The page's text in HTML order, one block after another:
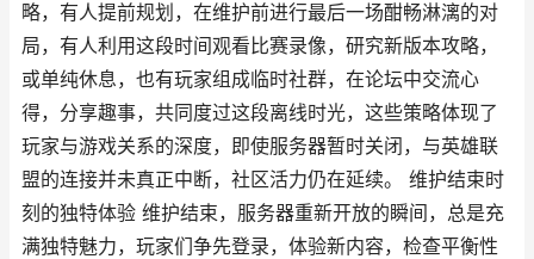
略，有人提前规划，在维护前进行最后一场酣畅淋漓的对
局，有人利用这段时间观看比赛录像，研究新版本攻略，
或单纯休息，也有玩家组成临时社群，在论坛中交流心
得，分享趣事，共同度过这段离线时光，这些策略体现了
玩家与游戏关系的深度，即使服务器暂时关闭，与英雄联
盟的连接并未真正中断，社区活力仍在延续。 维护结束时
刻的独特体验 维护结束，服务器重新开放的瞬间，总是充
满独特魅力，玩家们争先登录，体验新内容，检查平衡性